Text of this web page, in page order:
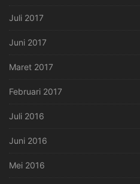
Juli 2017
Juni 2017
Maret 2017
Februari 2017
Juli 2016
Juni 2016
Mei 2016